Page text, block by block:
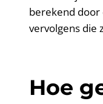
berekend door
vervolgens die
Hoe